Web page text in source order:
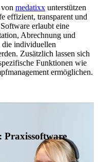
medatixx unterstützen
effizient, transparent und
erlaubt eine
Abrechnung und
die individuellen
Zusätzlich lassen sich
Funktionen wie
ermöglichen.
Praxissoftware